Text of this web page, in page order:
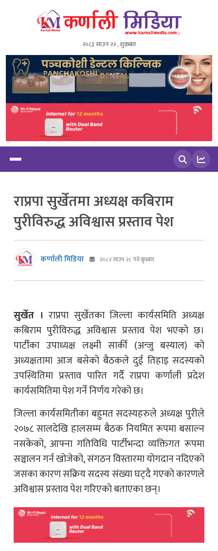
२०८३ साउन २२ , शुक्रबार
राप्रपा सुर्खेतमा अध्यक्ष कबिराम
पुरीविरुद्ध अविश्वास प्रस्ताव पेश
कर्णाली मिडिया २०८२ साउन २८ गते बुधबार
सुर्खेत । राप्रपा सुर्खेतका जिल्ला कार्यसमिति अध्यक्ष
कबिराम पुरीविरुद्ध अविश्वास प्रस्ताव पेश भएको छ।
पार्टीका उपाध्यक्ष लक्ष्मी सार्की (अन्जु बस्याल) को
अध्यक्षतामा आज बसेको बैठकले दुई तिहाइ सदस्यको
उपस्थितिमा प्रस्ताव पारित गर्दै राप्रपा कर्णाली प्रदेश
कार्यसमितिमा पेश गर्ने निर्णय गरेको छ।
जिल्ला कार्यसमितीका बहुमत सदस्यहरुले अध्यक्ष पुरीले
२०७८ सालदेखि हालसम्म बैठक नियमित रूपमा बसाल्न
नसकेको, आफ्ना गतिविधि पार्टीभन्दा व्यक्तिगत रूपमा
सञ्चालन गर्न खोजेको, संगठन विस्तारमा योगदान नदिएको
जसका कारण सक्रिय सदस्य संख्या घट्दै गएको कारणले
अविश्वास प्रस्ताव पेश गरिएको बताएका छन्।